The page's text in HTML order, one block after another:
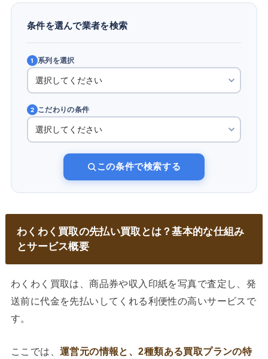
条件を選んで業者を検索
1 系列を選択
2 こだわりの条件
この条件で検索する
わくわく買取の先払い買取とは？基本的な仕組み
とサービス概要
わくわく買取は、商品券や収入印紙を写真で査定し、発
送前に代金を先払いしてくれる利便性の高いサービスで
す。
ここでは、 運営元の情報と、2種類ある買取プランの特